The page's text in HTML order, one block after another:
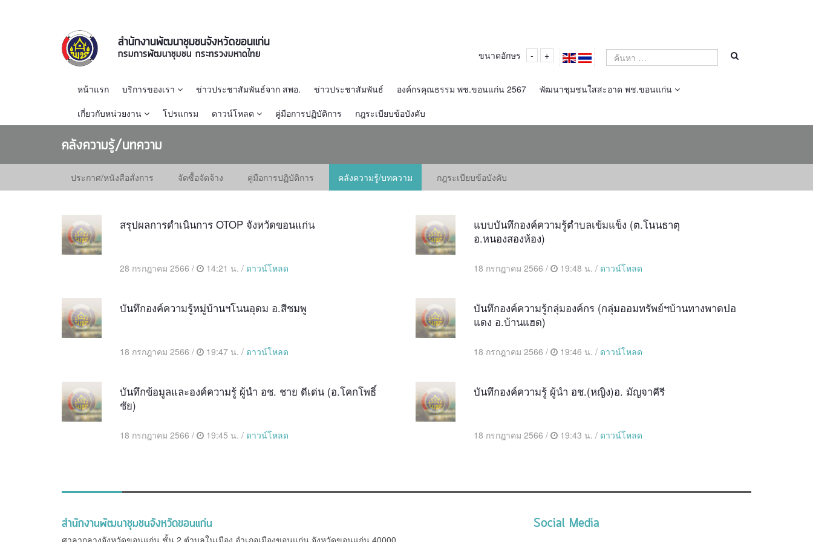
สำนักงานพัฒนาชุมชนจังหวัดขอนแก่น
กรมการพัฒนาชุมชน กระทรวงมหาดไทย ขนาดอักษร - +
หน้าแรก บริการของเรา ข่าวประชาสัมพันธ์จาก สพอ. ข่าวประชาสัมพันธ์ องค์กรคุณธรรม พช.ขอนแก่น 2567
พัฒนาชุมชนใสสะอาด พช.ขอนแก่น
เกี่ยวกับหน่วยงาน
โปรแกรม ดาวน์โหลด คู่มือการปฏิบัติการ กฎระเบียบข้อบังคับ
คลังความรู้/บทความ
ประกาศ/หนังสือสั่งการ จัดซื้อจัดจ้าง คู่มือการปฏิบัติการ คลังความรู้/บทความ กฎระเบียบข้อบังคับ
สรุปผลการดำเนินการ OTOP จังหวัดขอนแก่น
28 กรกฎาคม 2566 / 14:21 น. / ดาวน์โหลด
แบบบันทึกองค์ความรู้ตำบลเข้มแข็ง (ต.โนนธาตุ
อ.หนองสองห้อง)
18 กรกฎาคม 2566 / 19:48 น. / ดาวน์โหลด
บันทึกองค์ความรู้หมู่บ้านฯโนนอุดม อ.สีชมพู
18 กรกฎาคม 2566 / 19:47 น. / ดาวน์โหลด
บันทึกองค์ความรู้กลุ่มองค์กร (กลุ่มออมทรัพย์ฯบ้านทางพาดปอ
แดง อ.บ้านแฮด)
18 กรกฎาคม 2566 / 19:46 น. / ดาวน์โหลด
บันทึกข้อมูลและองค์ความรู้ ผู้นำ อช. ชาย ดีเด่น (อ.โคกโพธิ์
ชัย)
18 กรกฎาคม 2566 / 19:45 น. / ดาวน์โหลด
บันทึกองค์ความรู้ ผู้นำ อช.(หญิง)อ. มัญจาคีรี
18 กรกฎาคม 2566 / 19:43 น. / ดาวน์โหลด
สำนักงานพัฒนาชุมชนจังหวัดขอนแก่น
ศาลากลางจังหวัดขอนแก่น ชั้น 2 ตำบลในเมือง อำเภอเมืองขอนแก่น จังหวัดขอนแก่น 40000
Social Media